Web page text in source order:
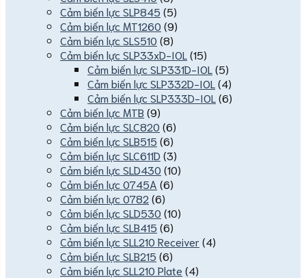
Cảm biến lực SLP845 (5)
Cảm biến lực MT1260 (9)
Cảm biến lực SLS510 (8)
Cảm biến lực SLP33xD-IOL (15)
Cảm biến lực SLP331D-IOL (5)
Cảm biến lực SLP332D-IOL (4)
Cảm biến lực SLP333D-IOL (6)
Cảm biến lực MTB (9)
Cảm biến lực SLC820 (6)
Cảm biến lực SLB515 (6)
Cảm biến lực SLC611D (3)
Cảm biến lực SLD430 (10)
Cảm biến lực 0745A (6)
Cảm biến lực 0782 (6)
Cảm biến lực SLD530 (10)
Cảm biến lực SLB415 (6)
Cảm biến lực SLL210 Receiver(4)
Cảm biến lực SLB215 (6)
Cảm biến lực SLL210 Plate (4)